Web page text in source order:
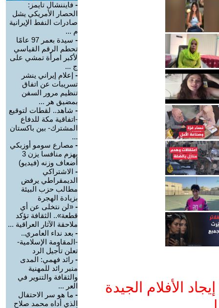
الأفلام الجيدة
- فايننشال تايمز:
الحصار الأمريكي يشل
صادرات النفط الإيرانية
م ...
-
سيدة بعمر 97 عامًا
تحطم الرقم القياسي
لأكبر امرأة تمشي على
ج ...
- إعلام إيراني ينشر
تسريبات عن اتفاق
تنظيم مرور السفن
بمضيق هر ...
- شاهد.. لقطات لتوقيع
-اتفاقية مكة للدفاع
المشترك- بين باكستان
...
- مصارع سومو أوزبكي
يهزم منافسا يزن 3
أضعاف وزنه (فيديو)
- الاشتراكي
الديمقراطي يرفض
مطالب حزب البيئة
بزيادة الهجرة
- «لن نتخلى عن أي
قطعة».. الثقافة تؤكد
ملاحقة الآثار العراقية ...
- بعد نداء العامري..
-المقاومة الإسلامية-
تعلن تأجيل الرد
- رائد فهمي: المدى
منبر رائد للمهنية
والثقافة والتنوير في
العر ...
- ما هو سر الاحتفال
الذي أداه محمد صلاح